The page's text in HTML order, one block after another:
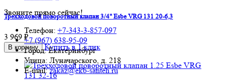
Трехходовой поворотный клапан 3/4" Esbe VRG 131 20-6,3
3 969 ₽
В корзину Купить в 1 клик
Звоните прямо сейчас!
Телефон: +7-343-3-857-097
+7 (967) 638-95-09
Город: Екатеринбург
Улица: Луначарского, д. 218
E-mail:zakaz@ekb-santeh.ru